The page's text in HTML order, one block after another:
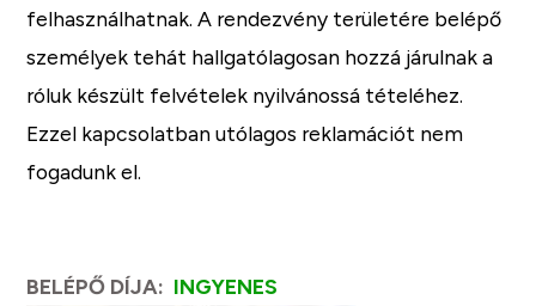
felhasználhatnak. A rendezvény területére belépő
személyek tehát hallgatólagosan hozzá járulnak a
róluk készült felvételek nyilvánossá tételéhez.
Ezzel kapcsolatban utólagos reklamációt nem
fogadunk el.
BELÉPŐ DÍJA: INGYENES